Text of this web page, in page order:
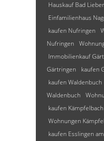
Hauskauf Bad
Einfamilienhaus
kaufen Nufringen
Nufringen
Immobilienkauf
Gärtringen
kaufen
kaufen Waldenbuch
Waldenbuch
kaufen Kämpfelbach
Wohnungen
kaufen Esslingen